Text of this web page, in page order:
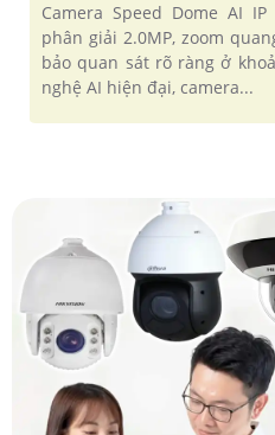
Camera Speed Dome AI IP
phân giải 2.0MP, zoom
bảo quan sát rõ ràng ở
nghệ AI hiện đại, camera...